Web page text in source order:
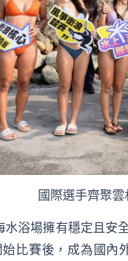
國際選手齊聚
水浴場擁有穩定且安
比賽後，成為國內